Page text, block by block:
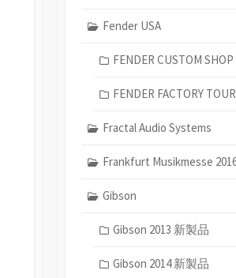
Fender USA
FENDER CUSTOM SHOP
FENDER FACTORY
Fractal Audio Systems
Frankfurt Musikmesse
Gibson
Gibson 2013 新製品
Gibson 2014 新製品